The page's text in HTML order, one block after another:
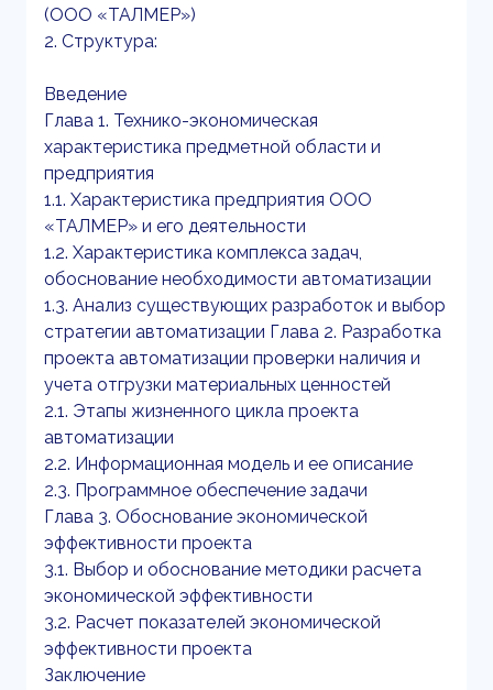
(ООО «ТАЛМЕР»)
2. Структура:
Введение
Глава 1. Технико-экономическая
характеристика предметной области и
предприятия
1.1. Характеристика предприятия ООО
«ТАЛМЕР» и его деятельности
1.2. Характеристика комплекса задач,
обоснование необходимости автоматизации
1.3. Анализ существующих разработок и выбор
стратегии автоматизации Глава 2. Разработка
проекта автоматизации проверки наличия и
учета отгрузки материальных ценностей
2.1. Этапы жизненного цикла проекта
автоматизации
2.2. Информационная модель и ее описание
2.3. Программное обеспечение задачи
Глава 3. Обоснование экономической
эффективности проекта
3.1. Выбор и обоснование методики расчета
экономической эффективности
3.2. Расчет показателей экономической
эффективности проекта
Заключение